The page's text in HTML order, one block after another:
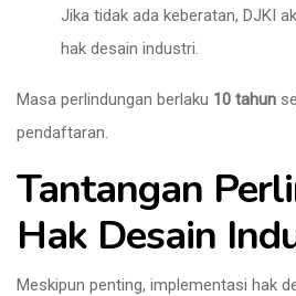
Jika tidak ada keberatan, DJKI
hak desain industri.
Masa perlindungan berlaku 10 tahun
pendaftaran.
Tantangan
Hak Desain
Meskipun penting, implementasi hak